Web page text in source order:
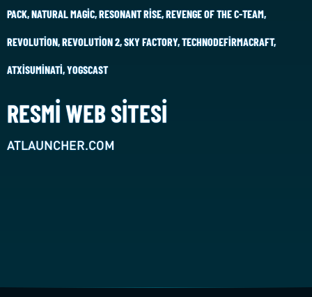
PACK, NATURAL MAGIC, RESONANT RISE, REVENGE OF THE C-TEAM,
REVOLUTION, REVOLUTION 2, SKY FACTORY, TECHNODEFIRMACRAFT,
ATXISUMINATI, YOGSCAST
RESMI WEB SITESI
ATLAUNCHER.COM